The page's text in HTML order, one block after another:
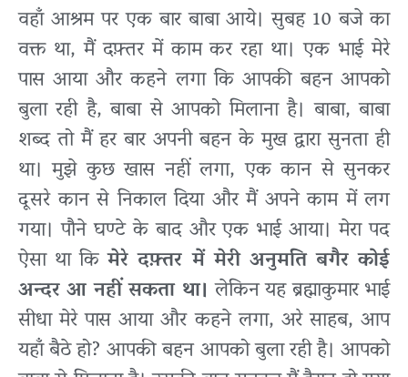
वहाँ आश्रम पर एक बार बाबा आये। सुबह 10 बजे का
वक्त था, मैं दफ़्तर में काम कर रहा था। एक भाई मेरे
पास आया और कहने लगा कि आपकी बहन आपको
बुला रही है, बाबा से आपको मिलाना है। बाबा, बाबा
शब्द तो मैं हर बार अपनी बहन के मुख द्वारा सुनता ही
था। मुझे कुछ खास नहीं लगा, एक कान से सुनकर
दूसरे कान से निकाल दिया और मैं अपने काम में लग
गया। पौने घण्टे के बाद और एक भाई आया। मेरा पद
ऐसा था किमेरे दफ़्तर में मेरी अनुमति बगैर कोई
अन्दर आ नहीं सकता था। लेकिन यह ब्रह्माकुमार भाई
सीधा मेरे पास आया और कहने लगा, अरे साहब, आप
यहाँ बैठे हो? आपकी बहन आपको बुला रही है। आपको